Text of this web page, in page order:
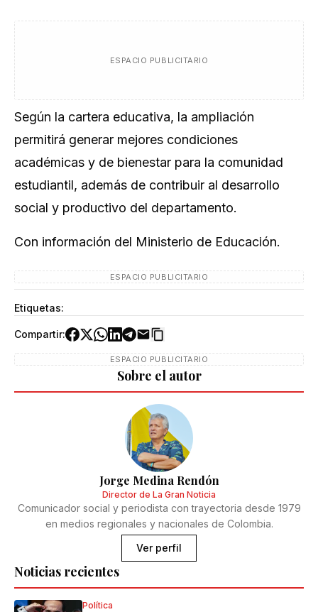
ESPACIO PUBLICITARIO
Según la cartera educativa, la ampliación
permitirá generar mejores condiciones
académicas y de bienestar para la comunidad
estudiantil, además de contribuir al desarrollo
social y productivo del departamento.
Con información del Ministerio de Educación.
ESPACIO PUBLICITARIO
Etiquetas:
Compartir:
ESPACIO PUBLICITARIO
Noticias recientes
Política
Sobre el autor
Jorge Medina Rendón
Director de La Gran Noticia
Comunicador social y periodista con trayectoria desde 1979
en medios regionales y nacionales de Colombia.
Ver perfil